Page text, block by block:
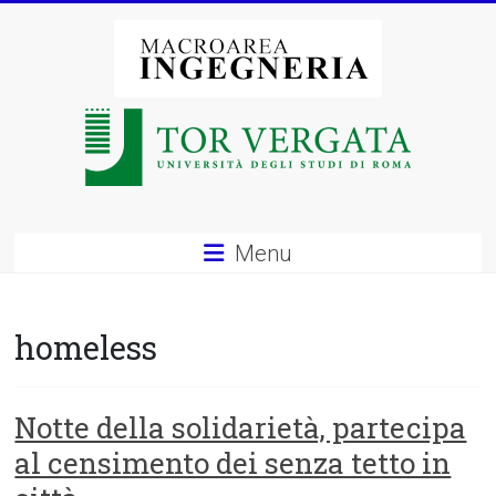
Macroarea
degli
di
Roma
Menu
homeless
Notte della solidarietà, partecipa
al censimento dei senza tetto in